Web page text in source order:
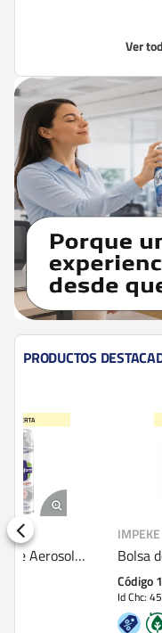
Ver
PRODUCTOS
IMPEKE
Bolsa de Aseo Impeke
80x110 cm 10